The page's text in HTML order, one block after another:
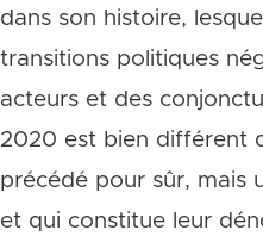
dans son histoire,
transitions politiques
acteurs et des
2020 est bien différent
précédé pour sûr, mais
et qui constitue leur